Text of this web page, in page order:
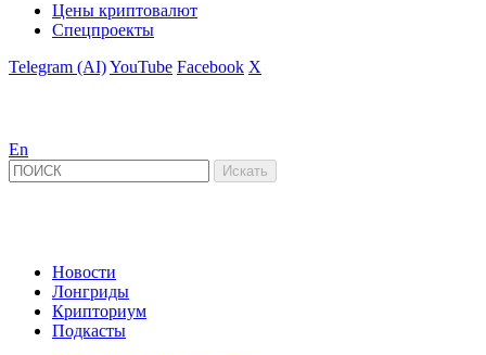
Цены криптовалют
Спецпроекты
Telegram (AI)YouTube Facebook X
En
Новости
Лонгриды
Крипториум
Подкасты